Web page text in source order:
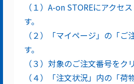
（１）A-on STOREにアクセ
す。
（２）「マイページ」の「ご
す。
（３）対象のご注文番号をク
（４）「注文状況」内の「荷